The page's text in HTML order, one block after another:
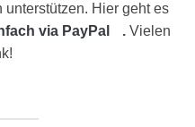
Hier geht es
via PayPal .Vielen